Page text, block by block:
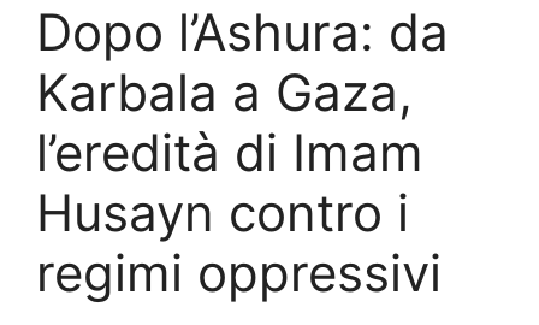
Dopo l’Ashura: da
Karbala a Gaza,
l’eredità di Imam
Husayn contro i
regimi oppressivi